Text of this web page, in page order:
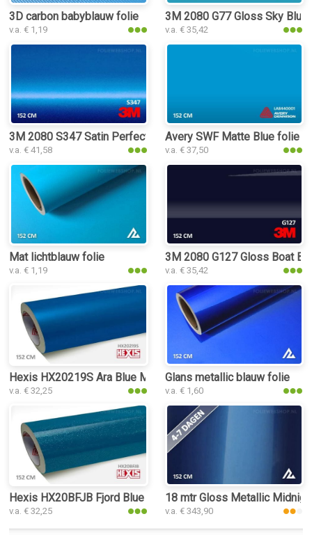
3D carbon babyblauw folie
v.a. € 1,19
3M 2080 G77 Gloss Sky Blue
v.a. € 35,42
3M 2080 S347 Satin Perfect Blue folie
v.a. € 41,58
Avery SWF Matte Blue folie
v.a. € 37,50
Mat lichtblauw folie
v.a. € 1,19
3M 2080 G127 Gloss Boat
v.a. € 35,42
Hexis HX20219S Ara Blue Metallic Satin folie
v.a. € 32,25
Glans metallic blauw folie
v.a. € 1,60
Hexis HX20BFJB Fjord Blue Gloss folie
v.a. € 32,25
18 mtr Gloss Metallic
v.a. € 343,90